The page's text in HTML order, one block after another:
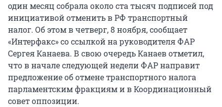
один месяц собрала около ста тысяч подписей под
инициативой отменить в РФ транспортный
налог. Об этом в четверг, 8 ноября, сообщает
«Интерфакс» со ссылкой на руководителя ФАР
Сергея Канаева. В свою очередь Канаев отметил,
что в начале следующей недели ФАР направит
предложение об отмене транспортного налога
парламентским фракциям и в Координационный
совет оппозиции.